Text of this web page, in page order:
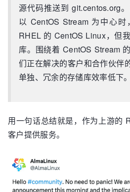
源代码推送到 git.centos.org
以 CentOS Stream 为中心
RHEL 的 CentOS Linux，但
库。围绕着 CentOS Stream
们正在解决的客户和合作伙伴
单独、冗余的存储库效率低下。
用一句话总结就是，作为上游的
客户提供服务。